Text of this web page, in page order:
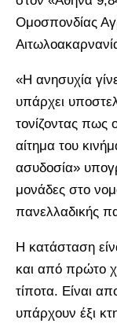
Ομοσπονδίας
«Η ανησυχία
υπάρχει
τονίζοντας πως
αίτημα του
ασυδοσία»
μονάδες στο
πανελλαδικής
Η κατάσταση
και από πρώτο
τίποτα. Είναι
υπάρχουν έξι